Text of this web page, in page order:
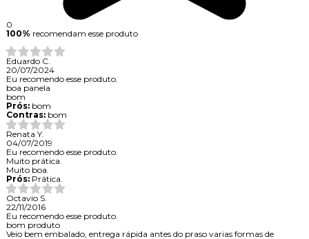
0
100% recomendam esse produto
Eduardo C.
20/07/2024
Eu recomendo esse produto.
boa panela
bom
Prós: bom
Contras: bom
Renata Y.
04/07/2019
Eu recomendo esse produto.
Muito prática.
Muito boa.
Prós: Prática.
Octavio S.
22/11/2016
Eu recomendo esse produto.
bom produto
Veio bem embalado, entrega rápida antes do praso varias formas de